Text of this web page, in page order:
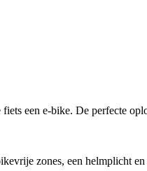
een e-bike. De perfecte
zones, een helmplicht